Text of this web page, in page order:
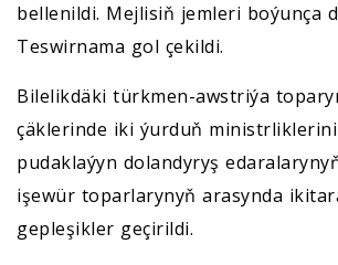
bellenildi. Mejlisiň jemleri boýunça
Teswirnama gol çekildi.
Bilelikdäki türkmen-awstriýa
çäklerinde iki ýurduň
pudaklaýyn dolandyryş
işewür toparlarynyň arasynda
gepleşikler geçirildi.